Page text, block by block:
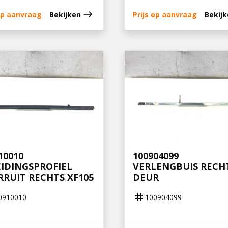
aanvraag Bekijken east Prijs op aanvraag
RECHTS XF105
100904099
VERLENGBUIS
DEUR
tag 100904099